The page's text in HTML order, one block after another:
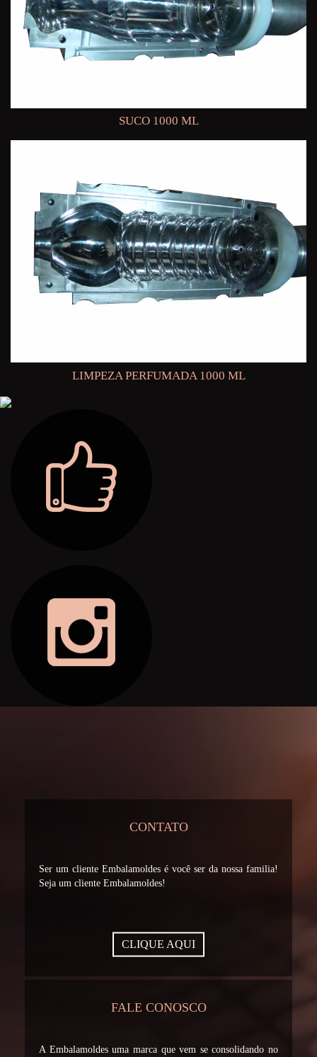
SUCO 1000 ML
LIMPEZA PERFUMADA 1000 ML
CONTATO
Ser um cliente Embalamoldes é você ser da nossa familia!
Seja um cliente Embalamoldes!
CLIQUE AQUI
FALE CONOSCO
A Embalamoldes uma marca que vem se consolidando no